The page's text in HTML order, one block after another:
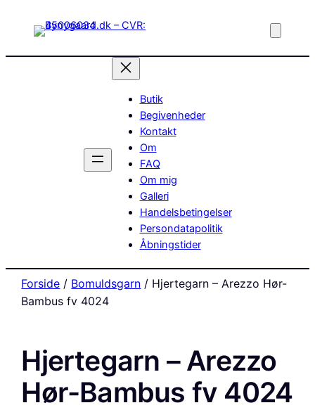
Butik
Begivenheder
Kontakt
Om
FAQ
Om mig
Galleri
Handelsbetingelser
Persondatapolitik
Åbningstider
Forside / Bomuldsgarn / Hjertegarn – Arezzo Hør-
Bambus fv 4024
Hjertegarn – Arezzo
Hør-Bambus fv 4024